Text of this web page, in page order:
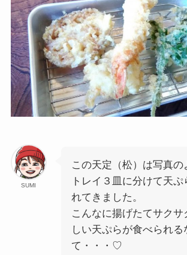
SUMI
この天定（松）は写真の
トレイ３皿に分けて天
れてきました。
こんなに揚げたてサクサ
しい天ぷらが食べられる
て・・・♡